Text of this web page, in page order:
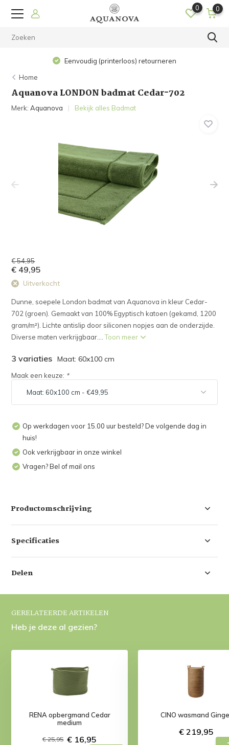
0 0
Eenvoudig (printerloos) retourneren
Home
Aquanova LONDON badmat Cedar-702
Merk:Aquanova Bekijk alles Badmat
€ 54,95
€ 49,95
Uitverkocht
Dunne, soepele London badmat van Aquanova in kleur Cedar-
702 (groen). Gemaakt van 100% Egyptisch katoen (gekamd, 1200
gram/m²). Lichte antislip door siliconen nopjes aan de onderzijde.
Diverse maten verkrijgbaar....Toon meer
3 variaties Maat: 60x100 cm
Maak een keuze: *
Op werkdagen voor 15.00 uur besteld? De volgende dag in
huis!
Ook verkrijgbaar in onze winkel
Vragen? Bel of mail ons
Productomschrijving
Specificaties
Delen
GERELATEERDE ARTIKELEN
Heb je deze al gezien?
RENA opbergmand Cedar
medium
€ 25,95 € 16,95
CINO wasmand
€ 219,95